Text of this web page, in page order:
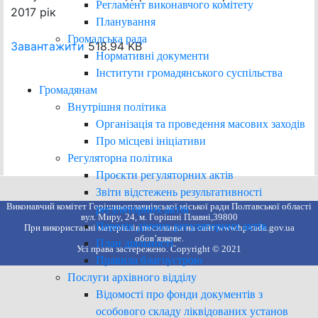
Регламент виконавчого комітету
Планування
Громадська рада
Нормативні документи
Інститути громадянського суспільства
Громадянам
Внутрішня політика
Організація та проведення масових заходів
Про місцеві ініціативи
Регуляторна політика
Проєкти регуляторних актів
Звіти відстежень результативності
регуляторних актів
Перелік діючих регуляторних актів
План діяльності
Правила благоустрою
Послуги архівного відділу
Відомості про фонди документів з
особового складу ліквідованих установ
2017 рік
Завантажити518.94 KB
Виконавчий комітет Горішньоплавнівської міської ради Полтавської області
вул. Миру, 24, м. Горішні Плавні,39800
При використанні матеріалів посилання на сайт www.hp-rada.gov.ua
обов’язкове.
Усі права застережено. Copyright © 2021